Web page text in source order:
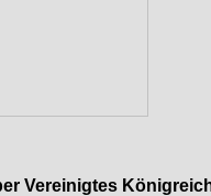
Vereinigtes